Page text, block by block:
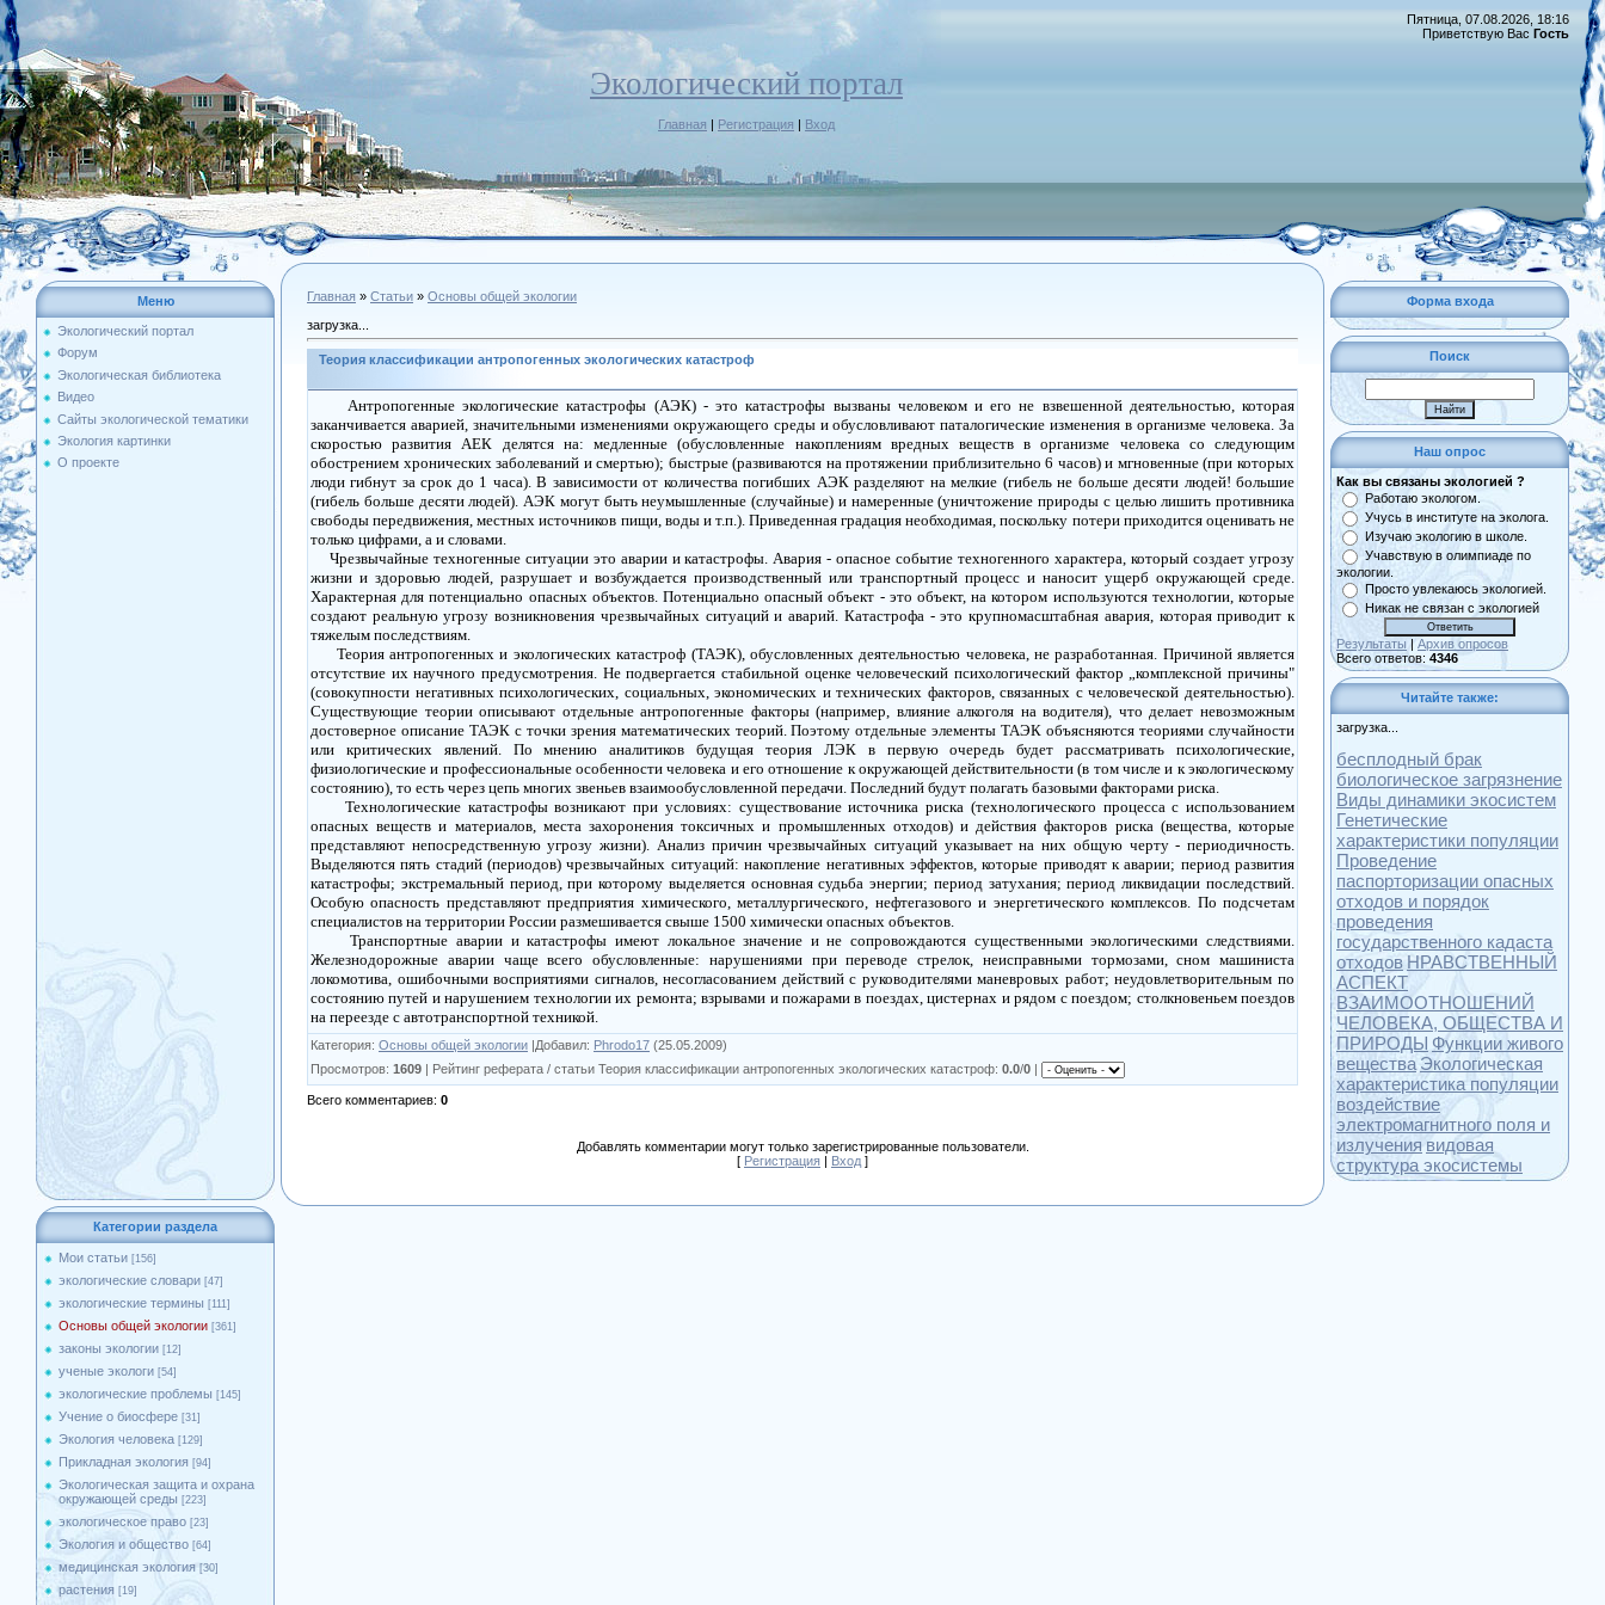
Экологический портал
Главная | Регистрация | Вход
Пятница, 07.08.2026, 18:16
Приветствую Вас Гость
Меню
Экологический портал
Форум
Экологическая библиотека
Видео
Сайты экологической тематики
Экология картинки
О проекте
Категории раздела
Мои статьи [156]
экологические словари [47]
экологические термины [111]
Основы общей экологии [361]
законы экологии [12]
ученые экологи [54]
экологические проблемы [145]
Учение о биосфере [31]
Экология человека [129]
Прикладная экология [94]
Экологическая защита и охрана
окружающей среды [223]
экологическое право [23]
Экология и общество [64]
медицинская экология [30]
растения [19]
Главная » Статьи » Основы общей экологии
загрузка...
Теория классификации антропогенных экологических катастроф
Антропогенные экологические катастрофы (АЭК) - это катастрофы вызваны человеком и его не взвешенной деятельностью,которая
заканчивается аварией, значительными изменениямиокружающего среды и обусловливаютпаталогические изменения в организме человека. За
скоростью развития АЕК делятсяна:медленные (обусловленные накоплениям вредных веществ в организме человека соследующим
обострением хронических заболеваний и смертью); быстрые(развиваются на протяжении приблизительно 6 часов) и мгновенные(прикоторых
люди гибнут засрок до 1 часа). В зависимости от количества погибших АЭК разделяют намелкие (гибель не больше десяти людей! большие
(гибель больше десяти людей). АЭК могут быть неумышленные (случайные) и намеренные (уничтожение природы с целью лишить противника
свободыпередвижения , местных источников пищи, воды и т.п.). Приведенная градация необходимая, поскольку потери приходится оценивать не
только цифрами, а и словами.
Чрезвычайныетехногенные ситуации это аварии и катастрофы. Авария -опасное событие техногенного характера,который создает угрозу
жизни и здоровью людей, разрушает и возбуждается производственный или транспортный процесс и наносит ущерб окружающей среде.
Характерная для потенциально опасных объектов. Потенциальноопасный объект - это объект, накотором используются технологии,которые
создают реальную угрозу возникновения чрезвычайных ситуаций и аварий. Катастрофа - это крупномасштабная авария, котораяприводитк
тяжелым последствиям.
Теория антропогенных и экологических катастроф (ТАЭК), обусловленных деятельностью человека, не разработанная. Причиной является
отсутствие их научного предусмотрения . Неподвергается стабильной оценкечеловеческий психологический фактор „комплексной причины"
(совокупности негативных психологических , социальных, экономических и технических факторов, связанных счеловеческой деятельностью).
Существующие теории описывают отдельные антропогенные факторы (например, влияниеалкоголя на водителя), что делает невозможным
достоверное описание ТАЭКс точки зрения математических теорий. Поэтому отдельные элементыТАЭК объясняются теориями случайности
или критических явлений. По мнению аналитиков будущая теория ЛЭК в первую очередь будет рассматриватьпсихологические
физиологические и профессиональные особенности человека и егоотношение кокружающей действительности (в том числе и кэкологическому
состоянию), то есть через цепь многих звеньев взаимообусловленной передачи. Последний будут полагать базовыми факторами риска.
Технологические катастрофы возникают при условиях: существованиеисточника риска (технологического процесса с использованием
опасных веществ и материалов, места захоронения токсичных и промышленных отходов) и действия факторов риска (вещества,которые
представляют непосредственную угрозу жизни). Анализ причин чрезвычайных ситуаций указывает на них общуючерту - периодичность.
Выделяются пять стадий (периодов) чрезвычайных ситуаций:накопление негативных эффектов,которые приводят каварии; период развития
катастрофы; экстремальныйпериод, прикоторому выделяется основнаясудьба энергии; период затухания; период ликвидации последствий.
Особую опасность представляют предприятия химического, металлургического, нефтегазового и энергетического комплексов. По подсчетам
специалистов на территории России размешивается свыше 1500 химически опасных объектов.
Транспортные аварии и катастрофы имеют локальноезначение и не сопровождаются существенными экологическимиследствиями
Железнодорожные аварии чаще всего обусловленные: нарушениями при переводе стрелок, неисправными тормозами, сном машиниста
локомотива, ошибочными восприятиями сигналов,несогласованием действий с руководителями маневровых работ; неудовлетворительным по
состояниюпутей инарушением технологии их ремонта; взрывами и пожарами в поездах, цистернах и рядом с поездом; столкновеньемпоездов
на переезде с автотранспортной техникой.
Категория: Основы общей экологии |Добавил: Phrodo17 (25.05.2009)
Просмотров: 1609 | Рейтинг реферата / статьи Теория классификации антропогенных экологических катастроф: 0.0/0 |
Всего комментариев: 0
Добавлять комментарии могут только зарегистрированные пользователи.
[ Регистрация | Вход ]
Форма входа
Поиск
Наш опрос
Как вы связаны экологией ?
Работаю экологом.
Учусь в институте на эколога.
Изучаю экологию в школе.
Учавствую в олимпиаде по
экологии.
Просто увлекаюсь экологией.
Никак не связан с экологией
Результаты | Архив опросов
Всего ответов: 4346
Читайте также:
загрузка...
бесплодный брак
биологическое загрязнение
Виды динамики экосистем
Генетические
характеристики популяции
Проведение
паспорторизации опасных
отходов и порядок
проведения
государственного кадаста
отходов НРАВСТВЕННЫЙ
АСПЕКТ
ВЗАИМООТНОШЕНИЙ
ЧЕЛОВЕКА, ОБЩЕСТВА И
ПРИРОДЫ Функции живого
вещества Экологическая
характеристика популяции
воздействие
электромагнитного поля и
излучения видовая
структура экосистемы